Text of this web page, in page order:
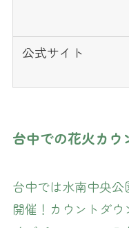
公式サイト
台中での花火カウ
台中では水南中央
開催！カウントダウ